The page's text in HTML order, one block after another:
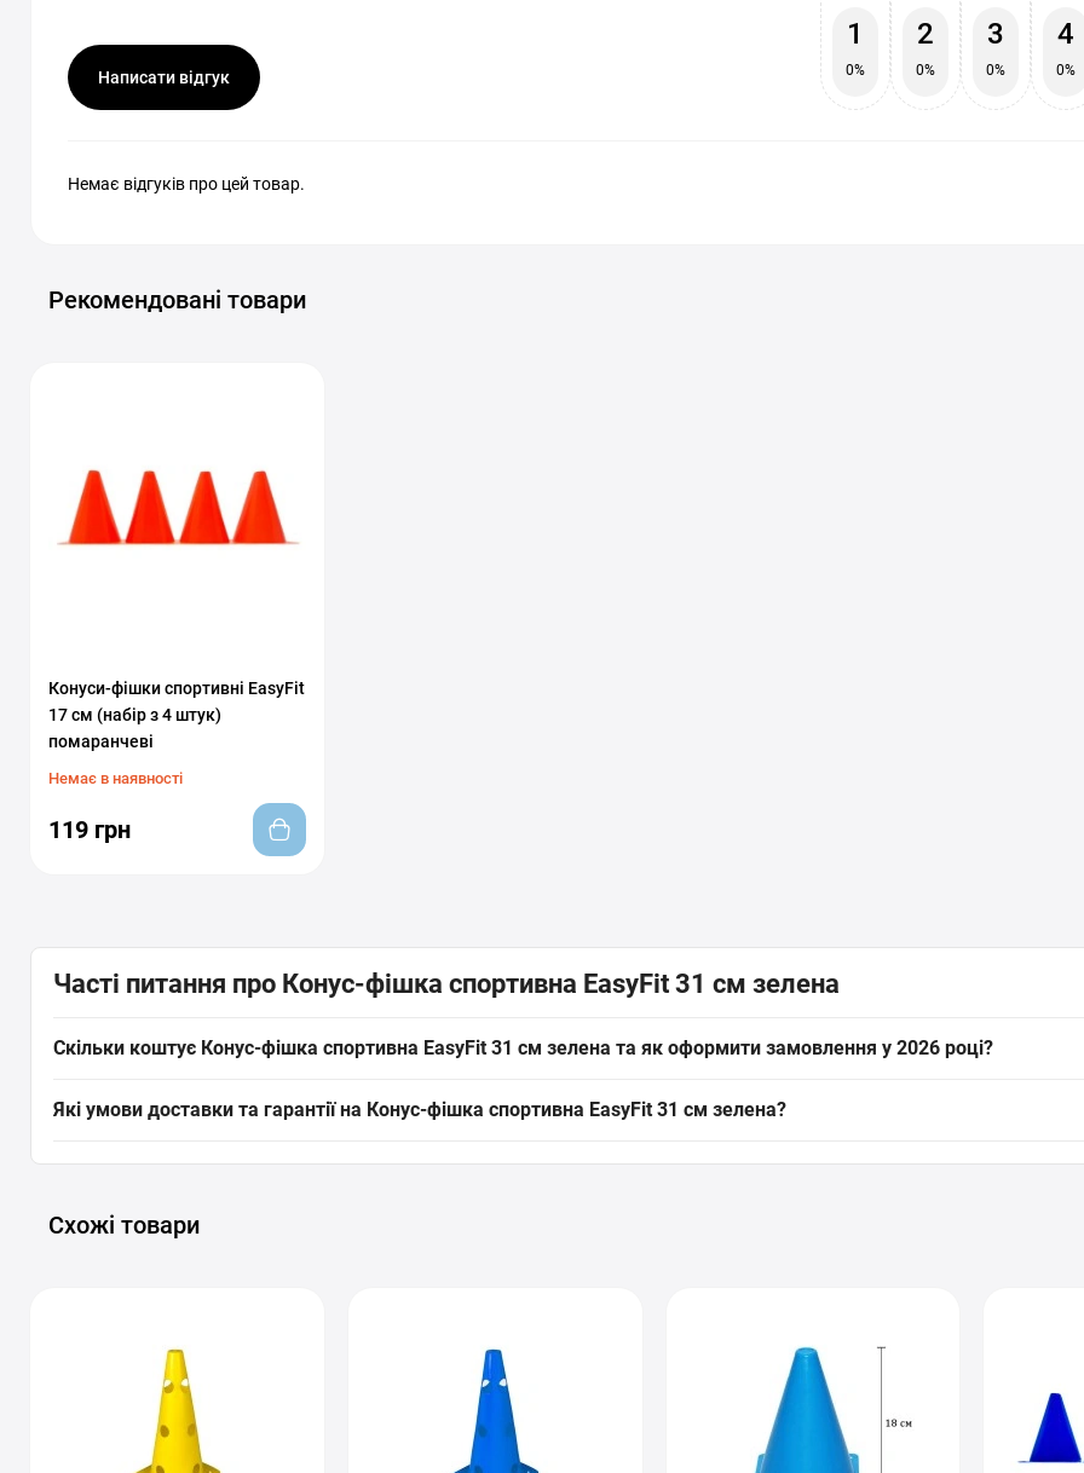
Написати відгук
1
0%
2
0%
3
0%
4
0%
Немає відгуків про цей товар.
Рекомендовані товари
Конуси-фішки спортивні EasyFit
17 см (набір з 4 штук)
помаранчеві
Немає в наявності
119 грн
Часті питання про Конус-фішка спортивна EasyFit 31 см зелена
Скільки коштує Конус-фішка спортивна EasyFit 31 см зелена та як оформити замовлення у 2026 році?
товар з категорії «Бар'єри, конуси, фішки для тренувань» прямо на сайті інтернет-магазину SPORTSTART.com.ua. Дані про
Які умови доставки та гарантії на Конус-фішка спортивна EasyFit 31 см зелена?
Схожі товари